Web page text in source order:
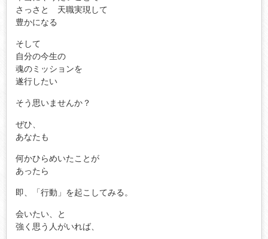
さっさと 天職実現して
豊かになる
そして
自分の今生の
魂のミッションを
遂行したい
そう思いませんか？
ぜひ、
あなたも
何かひらめいたことが
あったら
即、「行動」を起こしてみる。
会いたい、と
強く思う人がいれば、